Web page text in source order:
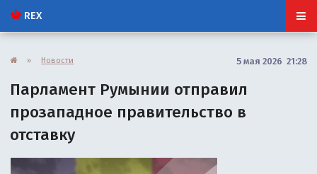
REX
» Новости 5 мая 2026 21:28
Парламент Румынии отправил
прозападное правительство в
отставку